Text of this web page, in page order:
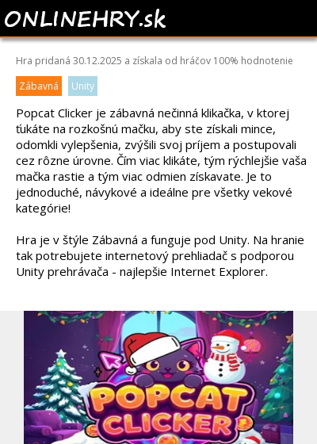
POPCAT CLICKER
Hra pridaná 30.12.2025 a získala od hráčov 100% hodnotenie
Zábavná
Unity
Popcat Clicker je zábavná nečinná klikačka, v ktorej
ťukáte na rozkošnú mačku, aby ste získali mince,
odomkli vylepšenia, zvýšili svoj príjem a postupovali
cez rôzne úrovne. Čím viac klikáte, tým rýchlejšie vaša
mačka rastie a tým viac odmien získavate. Je to
jednoduché, návykové a ideálne pre všetky vekové
kategórie!
Hra je v štýle Zábavná a funguje pod Unity. Na hranie
tak potrebujete internetový prehliadač s podporou
Unity prehrávača - najlepšie Internet Explorer.